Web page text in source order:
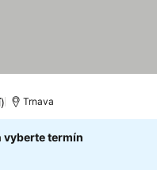
hvězdiček
Trnava
vyberte termín